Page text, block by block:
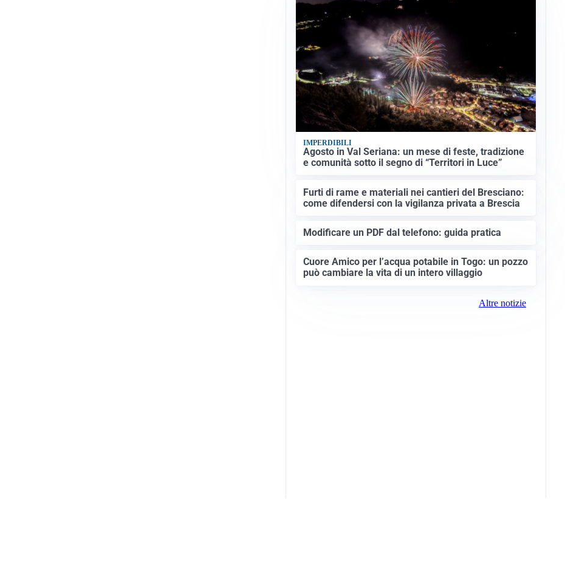
IMPERDIBILI
Agosto in Val Seriana: un mese di feste, tradizione
e comunità sotto il segno di “Territori in Luce”
Furti di rame e materiali nei cantieri del Bresciano:
come difendersi con la vigilanza privata a Brescia
Modificare un PDF dal telefono: guida pratica
Cuore Amico per l’acqua potabile in Togo: un pozzo
può cambiare la vita di un intero villaggio
Altre notizie